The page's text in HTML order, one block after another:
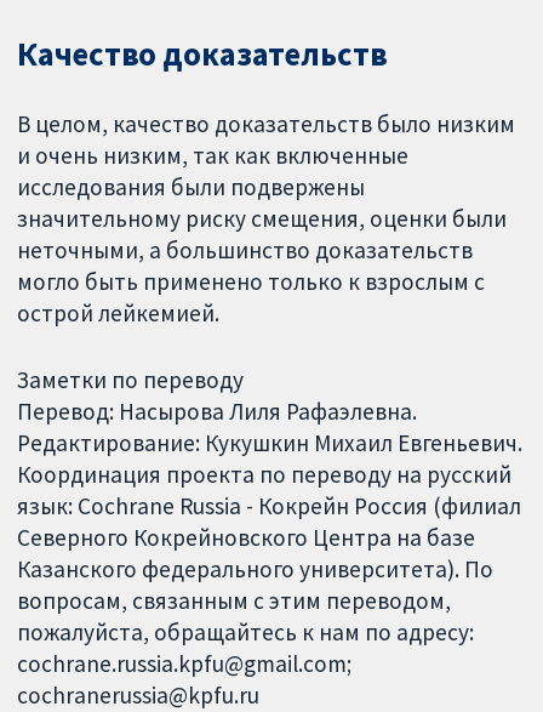
Качество доказательств
В целом, качество доказательств было низким
и очень низким, так как включенные
исследования были подвержены
значительному риску смещения, оценки были
неточными, а большинство доказательств
могло быть применено только к взрослым с
острой лейкемией.
Заметки по переводу
Перевод: Насырова Лиля Рафаэлевна.
Редактирование: Кукушкин Михаил Евгеньевич.
Координация проекта по переводу на русский
язык: Cochrane Russia - Кокрейн Россия (филиал
Северного Кокрейновского Центра на базе
Казанского федерального университета). По
вопросам, связанным с этим переводом,
пожалуйста, обращайтесь к нам по адресу:
cochrane.russia.kpfu@gmail.com;
cochranerussia@kpfu.ru